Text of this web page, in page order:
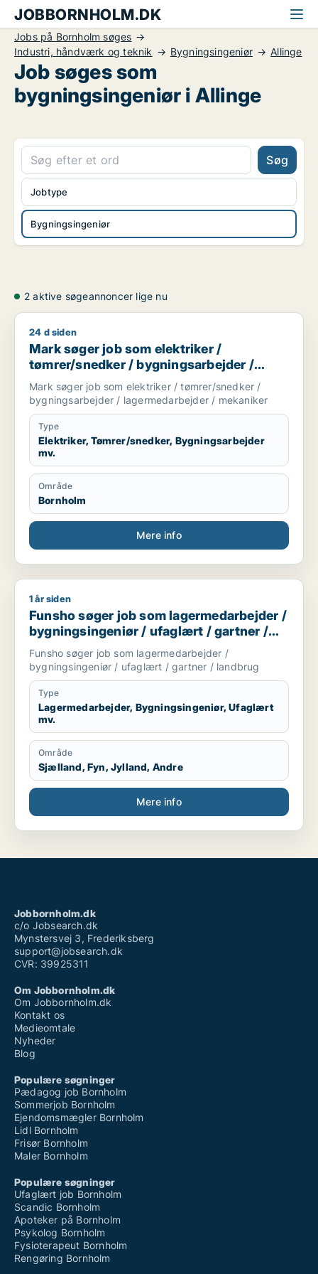
JOBBORNHOLM.DK
Jobs på Bornholm søges
Industri, håndværk og teknik
Bygningsingeniør Allinge
Job søges som
bygningsingeniør i Allinge
Søg
Bygningsingeniør
Jobtype
2 aktive søgeannoncer lige nu
Mark søger job som elektriker / tømrer/snedker /
24 d siden
Mark søger job som elektriker /
tømrer/snedker / bygningsarbejder /
lagermedarbejder / mekaniker
Mark søger job som elektriker / tømrer/snedker /
bygningsarbejder / lagermedarbejder / mekaniker
Type
Elektriker, Tømrer/snedker, Bygningsarbejder
mv.
Område
Bornholm
Mere info
Funsho søger job som lagermedarbejder /
1 år siden
Funsho søger job som lagermedarbejder /
bygningsingeniør / ufaglært / gartner /
landbrug
Funsho søger job som lagermedarbejder /
bygningsingeniør / ufaglært / gartner / landbrug
Type
Lagermedarbejder, Bygningsingeniør, Ufaglært
mv.
Område
Sjælland, Fyn, Jylland, Andre
Mere info
Jobbornholm.dk
c/o Jobsearch.dk
Mynstersvej 3, Frederiksberg
support@jobsearch.dk
CVR: 39925311
Om Jobbornholm.dk
Om Jobbornholm.dk
Kontakt os
Medieomtale
Nyheder
Blog
Populære søgninger
Pædagog job Bornholm
Sommerjob Bornholm
Ejendomsmægler Bornholm
Lidl Bornholm
Frisør Bornholm
Maler Bornholm
Populære søgninger
Ufaglært job Bornholm
Scandic Bornholm
Apoteker på Bornholm
Psykolog Bornholm
Fysioterapeut Bornholm
Rengøring Bornholm